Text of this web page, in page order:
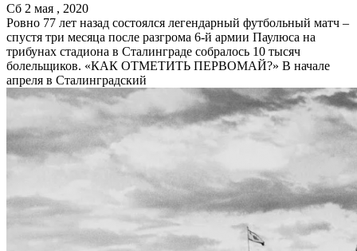
Сб 2 мая , 2020
Ровно 77 лет назад состоялся легендарный футбольный матч –
спустя три месяца после разгрома 6-й армии Паулюса на
трибунах стадиона в Сталинграде собралось 10 тысяч
болельщиков. «КАК ОТМЕТИТЬ ПЕРВОМАЙ?» В начале
апреля в Сталинградский